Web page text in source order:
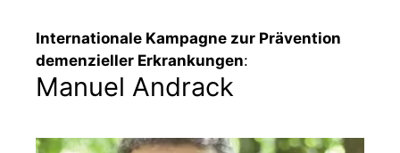
Internationale Kampagne zur Prävention
demenzieller Erkrankungen:
Manuel Andrack